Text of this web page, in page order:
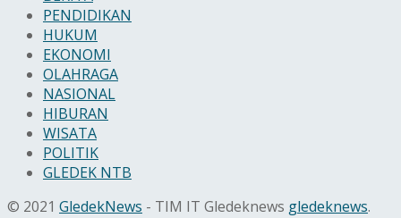
PENDIDIKAN
HUKUM
EKONOMI
OLAHRAGA
NASIONAL
HIBURAN
WISATA
POLITIK
GLEDEK NTB
© 2021 GledekNews - TIM IT Gledeknews gledeknews.